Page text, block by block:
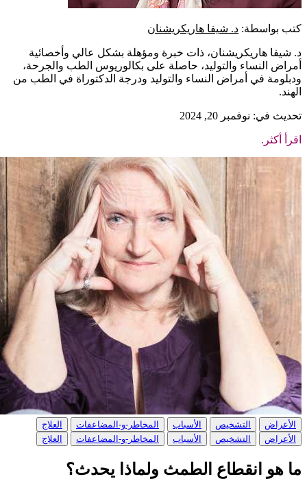
كتب بواسطة: د. شيفا هاريكريشنان
د. شيفا هاريكريشنان، ذات خبرة ومؤهلة بشكل عالي وأخصائية
أمراض النساء والتوليد، حاصلة على بكالوريوس الطب والجرحة،
ودبلومة في أمراض النساء والتوليد ودرجة الدكتوراة في الطب من
الهند.
تحديث في: نوفمبر 20, 2024
اقرأ أكثر.
الأعراض التشخيص الأسباب المخاطر-و-المضاعفات
العلاج
الأعراض
التشخيص الأسباب المخاطر-و-المضاعفات العلاج
ما هو انقطاع الطمث ولماذا يحدث؟